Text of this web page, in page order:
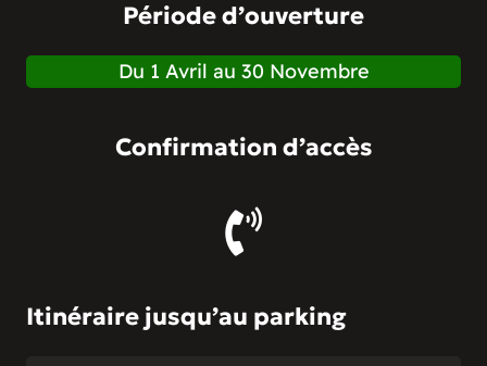
Période d’ouverture
Du 1 Avril au 30 Novembre
Confirmation d’accès
Itinéraire jusqu’au parking